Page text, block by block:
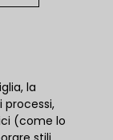
la
processi,
(come lo